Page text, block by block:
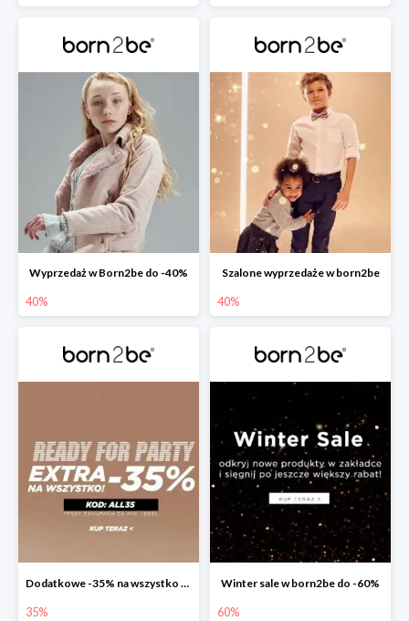
Wyprzedaż w Born2be do -40%
40%
Szalone wyprzedaże w born2be
40%
Dodatkowe -35% na wszystko w born2be
35%
Winter sale w born2be do -60%
60%